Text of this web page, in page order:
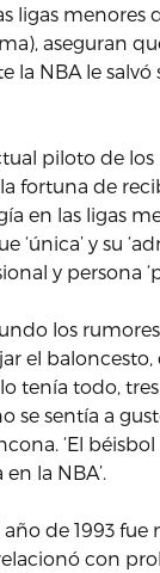
ligas menores
aseguran
NBA le salvó
piloto de
fortuna de
en las ligas
‘única’ y su
y persona
los
el baloncesto,
tenía todo,
se sentía a
‘El
la NBA’.
año de 1993
con